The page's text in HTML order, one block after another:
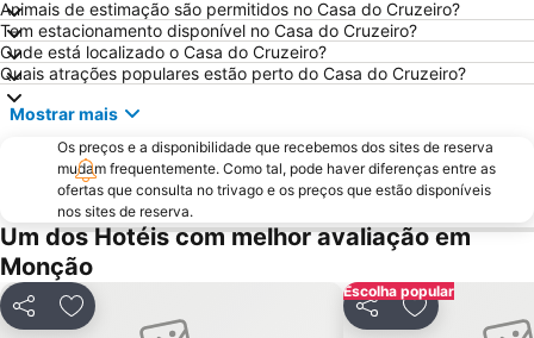
Lago dos Cisnes
DiverLanhoso
Barrio de Samil
Recinto Ferial de Vigo
Praia da Foz do Minho
América
Patos
Puerto de Aldán
O Tombo do Gato ou da Fonte
Moledo
Posto de Turismo de Valença do Minho
Porto de Vigo
Santuário de Nossa Senhora da Peneda
Praia de Panxón
Praia de Lapamán
Castelo de Salvaterra
Parque Natural da Baixa Limia Serra do Xurés
Fluvial de Adaúfe
Animais de estimação são permitidos no Casa do Cruzeiro?
Tem estacionamento disponível no Casa do Cruzeiro?
Onde está localizado o Casa do Cruzeiro?
Quais atrações populares estão perto do Casa do Cruzeiro?
Mostrar mais
Os preços e a disponibilidade que recebemos dos sites de reserva
mudam frequentemente. Como tal, pode haver diferenças entre as
ofertas que consulta no trivago e os preços que estão disponíveis
nos sites de reserva.
Um dos Hotéis com melhor avaliação em
Monção
PartilharAdicionar aos favoritos
Escolha popular
PartilharAdicionar